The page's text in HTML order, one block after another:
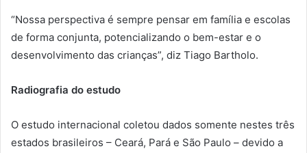
“Nossa perspectiva é sempre pensar em família e escolas
de forma conjunta, potencializando o bem-estar e o
desenvolvimento das crianças”, diz Tiago Bartholo.
Radiografia do estudo
O estudo internacional coletou dados somente nestes três
estados brasileiros – Ceará, Pará e São Paulo – devido a